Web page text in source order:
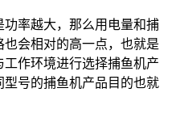
率越大，那么用电量和捕
会相对的高一点，也就是
作环境进行选择捕鱼机产
号的捕鱼机产品目的也就